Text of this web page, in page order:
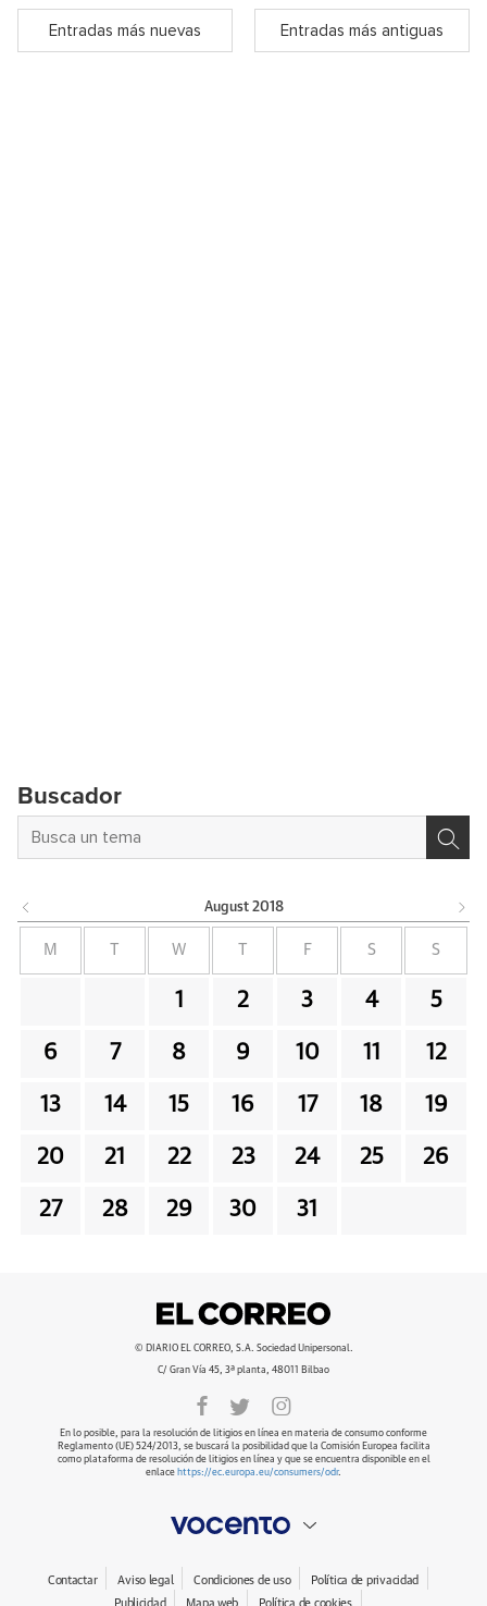
Entradas más nuevas Entradas más antiguas
Buscador
August 2018
M W F S S
1 2 3 4 5
6 7 8 9 10 11 12
13 14 15 16 17 18 19
20 21 22 23 24 25 26
27 28 29 30 31
© DIARIO EL CORREO, S.A. Sociedad Unipersonal.
C/ Gran Vía 45, 3ª planta, 48011 Bilbao
En lo posible, para la resolución de litigios en línea en materia de consumo conforme
Reglamento (UE) 524/2013, se buscará la posibilidad que la Comisión Europea facilita
como plataforma de resolución de litigios en línea y que se encuentra disponible en el
enlace https://ec.europa.eu/consumers/odr.
Contactar Aviso legal Condiciones de uso
Política de privacidad
Publicidad
Mapa web Política de cookies